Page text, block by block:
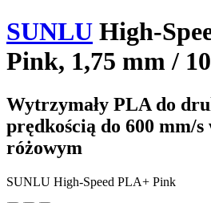
SUNLU High-
Pink, 1,75 mm /
Wytrzymały PLA do
prędkością do 600 mm/s
różowym
SUNLU High-Speed PLA+ Pink